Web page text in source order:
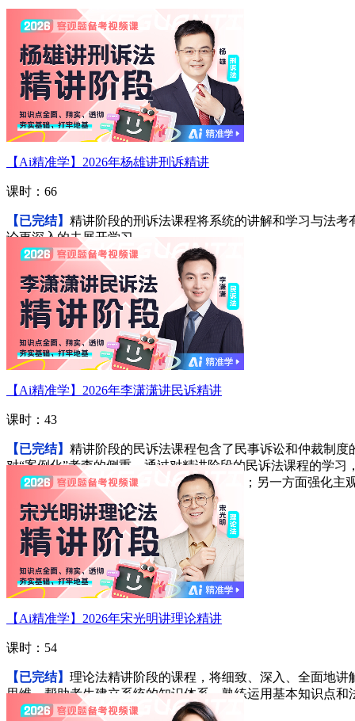
进入学习
【Ai精准学】2026年杨雄讲刑诉精讲
课时：66
【已完结】 精讲阶段的刑诉法课程将系统的讲解和学习与法
论更深入的去展开学习。
【Ai精准学】2026年李潇潇讲民诉精讲
课时：43
【已完结】 精讲阶段的民诉法课程包含了民事诉讼和仲裁制
对“案例化”考查的侧重。通过对精讲阶段的民诉法课程的学
题“题干案例化”和“选项案例化”的命题趋势；另一方面强化
进入学习
【Ai精准学】2026年宋光明讲理论精讲
课时：54
【已完结】 理论法精讲阶段的课程，将细致、深入、全面地
思维，帮助考生建立系统的知识体系，熟练运用基本知识点和